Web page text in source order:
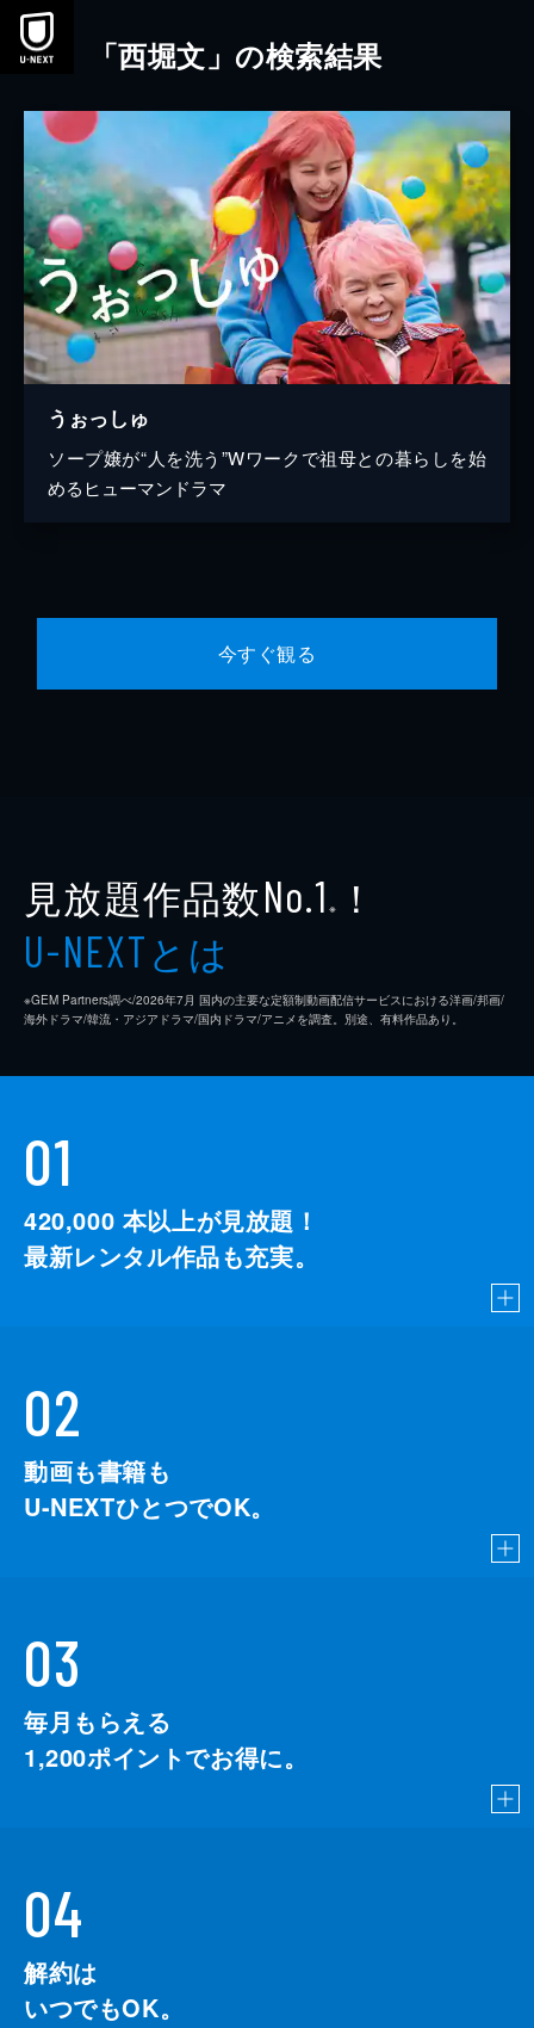
本文へスキップ
「西堀文」の検索結果
うぉっしゅ
ソープ嬢が“人を洗う”Wワークで祖母との暮らしを始
めるヒューマンドラマ
今すぐ観る
見放題作品数No.1 ※ ！
U-NEXTとは
※GEM Partners調べ/2026年7⽉ 国内の主要な定額制動画配信サービスにおける洋画/邦画/
海外ドラマ/韓流・アジアドラマ/国内ドラマ/アニメを調査。別途、有料作品あり。
01
420,000 本以上が見放題！
最新レンタル作品も充実。
02
動画も書籍も
U-NEXTひとつでOK。
03
毎月もらえる
1,200ポイントでお得に。
04
解約は
いつでもOK。